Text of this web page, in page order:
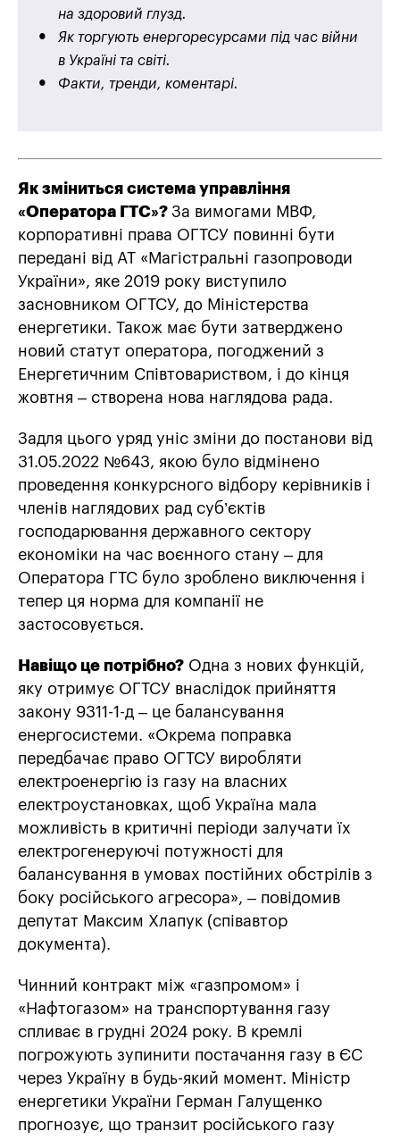
на здоровий глузд.
Як торгують енергоресурсами під час війни
в Україні та світі.
Факти, тренди, коментарі.
Як зміниться система управління
«Оператора ГТС»? За вимогами МВФ,
корпоративні права ОГТСУ повинні бути
передані від АТ «Магістральні газопроводи
України», яке 2019 року виступило
засновником ОГТСУ, до Міністерства
енергетики. Також має бути затверджено
новий статут оператора, погоджений з
Енергетичним Співтовариством, і до кінця
жовтня – створена нова наглядова рада.
Задля цього уряд уніс зміни до постанови від
31.05.2022 №643, якою було відмінено
проведення конкурсного відбору керівників і
членів наглядових рад суб’єктів
господарювання державного сектору
економіки на час воєнного стану – для
Оператора ГТС було зроблено виключення і
тепер ця норма для компанії не
застосовується.
Навіщо це потрібно? Одна з нових функцій,
яку отримує ОГТСУ внаслідок прийняття
закону 9311-1-д – це балансування
енергосистеми. «Окрема поправка
передбачає право ОГТСУ виробляти
електроенергію із газу на власних
електроустановках, щоб Україна мала
можливість в критичні періоди залучати їх
електрогенеруючі потужності для
балансування в умовах постійних обстрілів з
боку російського агресора», – повідомив
депутат Максим Хлапук (співавтор
документа).
Чинний контракт між «газпромом» і
«Нафтогазом» на транспортування газу
спливає в грудні 2024 року. В кремлі
погрожують зупинити постачання газу в ЄС
через Україну в будь-який момент. Міністр
енергетики України Герман Галущенко
прогнозує, що транзит російського газу